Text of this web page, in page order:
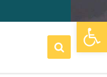
Abrir barra de herramientas